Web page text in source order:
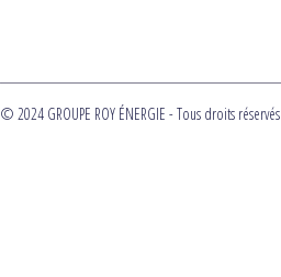
© 2024 GROUPE ROY ÉNERGIE - Tous droits réservés